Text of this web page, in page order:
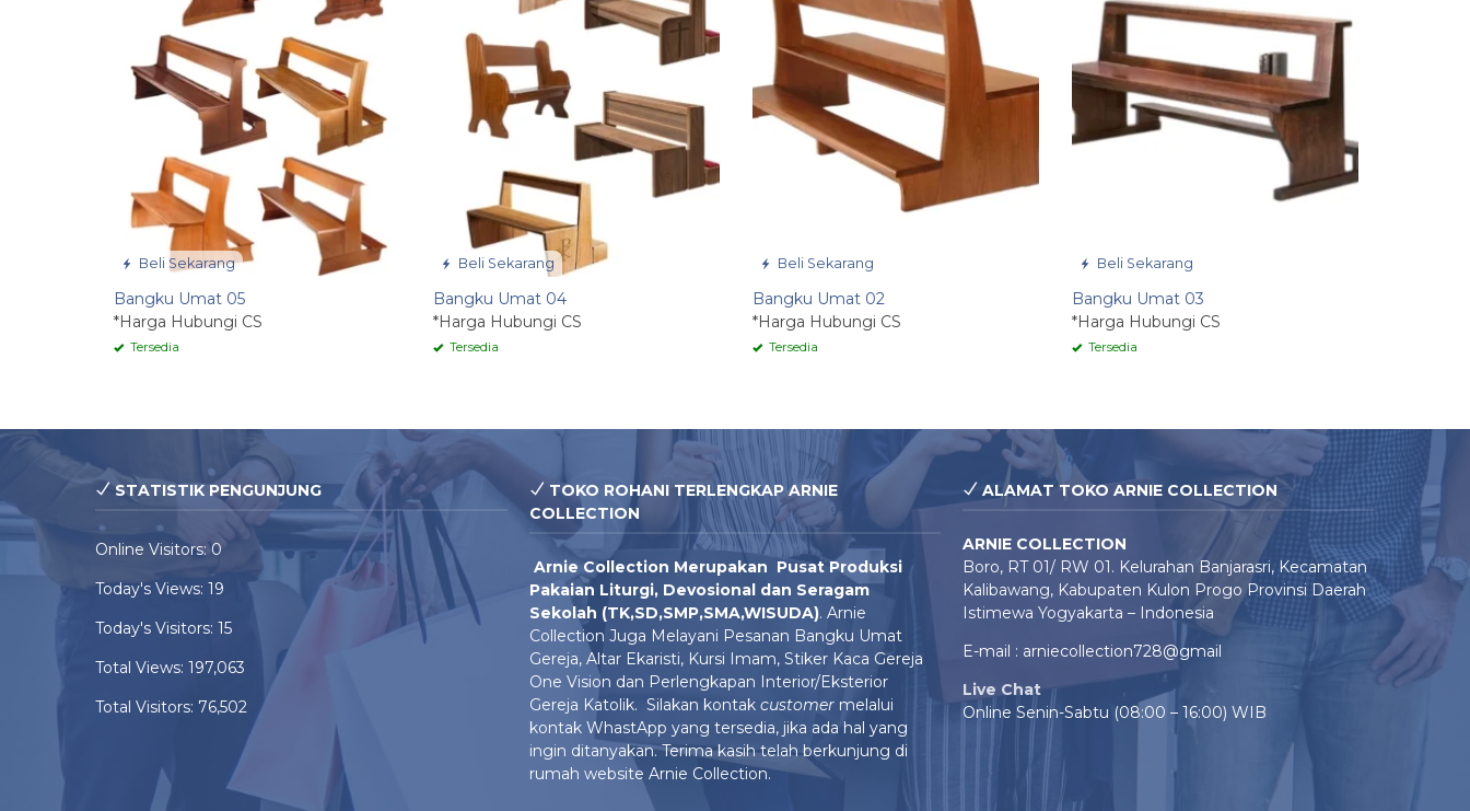
Beli Sekarang
Bangku Umat 05
*Harga Hubungi CS
Tersedia
Beli Sekarang
Bangku Umat 04
*Harga Hubungi CS
Tersedia
Beli Sekarang
Bangku Umat 02
*Harga Hubungi CS
Tersedia
Beli Sekarang
Bangku Umat 03
*Harga Hubungi CS
Tersedia
STATISTIK PENGUNJUNG
Online Visitors:0
Today's Views: 19
Today's Visitors: 15
Total Views: 197,063
Total Visitors: 76,502
TOKO ROHANI TERLENGKAP ARNIE
COLLECTION
Arnie Collection Merupakan Pusat Produksi
Pakaian Liturgi, Devosional dan Seragam
Sekolah (TK,SD,SMP,SMA,WISUDA). Arnie
Collection Juga Melayani Pesanan Bangku Umat
Gereja, Altar Ekaristi, Kursi Imam, Stiker Kaca Gereja
One Vision dan Perlengkapan Interior/Eksterior
Gereja Katolik. Silakan kontak customermelalui
kontak WhastApp yang tersedia, jika ada hal yang
ingin ditanyakan. Terima kasih telah berkunjung di
rumah website Arnie Collection.
ALAMAT TOKO ARNIE COLLECTION
ARNIE COLLECTION
Boro, RT 01/ RW 01. Kelurahan Banjarasri, Kecamatan
Kalibawang, Kabupaten Kulon Progo Provinsi Daerah
Istimewa Yogyakarta – Indonesia
E-mail : arniecollection728@gmail
Live Chat
Online Senin-Sabtu (08:00 – 16:00) WIB